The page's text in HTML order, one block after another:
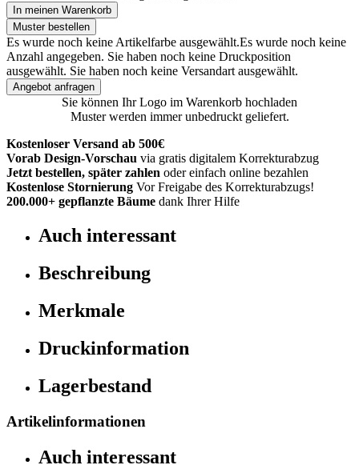
In meinen Warenkorb
Muster bestellen
Es wurde noch keine Artikelfarbe ausgewählt.Es wurde noch keine
Anzahl angegeben. Sie haben noch keine Druckposition
ausgewählt. Sie haben noch keine Versandart ausgewählt.
Angebot anfragen
Sie können Ihr Logo im Warenkorb hochladen
Muster werden immer unbedruckt geliefert.
Kostenloser Versand ab 500€
Vorab Design-Vorschau via gratis digitalem Korrekturabzug
Jetzt bestellen, später zahlen oder einfach online bezahlen
Kostenlose Stornierung Vor Freigabe des Korrekturabzugs!
200.000+ gepflanzte Bäume dank Ihrer Hilfe
Auch interessant
Beschreibung
Merkmale
Druckinformation
Lagerbestand
Artikelinformationen
Auch interessant